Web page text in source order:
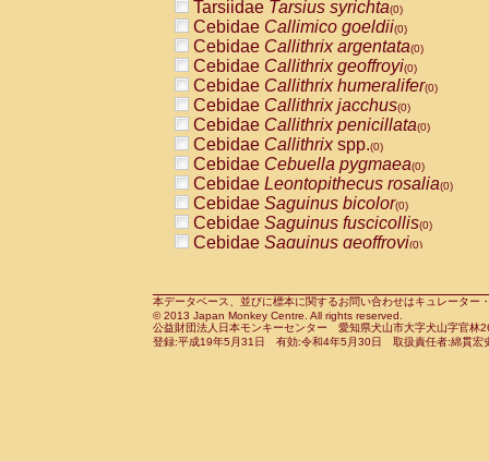
PitheciidaeCallicebus donacophilus
PitheciidaeCallicebus moloch
PitheciidaeCallicebus torquatus
PitheciidaeCallicebusspp.(0)
PitheciidaeChiropotes satanas(0)
PitheciidaePithecia monachus
PitheciidaePithecia pithecia(0)
CercopithecidaeCercocebus agilis
CercopithecidaeCercocebus
CercopithecidaeCercocebus
CercopithecidaeCercocebus
CercopithecidaeCercocebus
CercopithecidaeCercocebushybrid
CercopithecidaePapio anubis(0)
CercopithecidaePapio cynocephalus
CercopithecidaePapio hamadryas(0)
Tarsiidae Tarsius syrichta(0)
Cebidae Callimico goeldii(0)
Cebidae Callithrix argentata(0)
Cebidae Callithrix geoffroyi(0)
Cebidae Callithrix humeralifer(0)
Cebidae Callithrix jacchus(0)
Cebidae Callithrix penicillata(0)
Cebidae Callithrixspp.(0)
Cebidae Cebuella pygmaea(0)
Cebidae Leontopithecus rosalia(0)
Cebidae Saguinus bicolor(0)
Cebidae Saguinus fuscicollis(0)
Cebidae Saguinus geoffroyi(0)
CebidaeSaguinus leucopus(0)
CebidaeSaguinus midas(0)
Cebidae Saguinus mystax(0)
本データベース、並びに標本に関するお問い合わせはキュレータ
© 2013 Japan Monkey Centre. All rights reserved.
公益財団法人日本モンキーセンター 愛知県犬山市大字犬山字官
登録:平成19年5月31日 有効:令和4年5月30日 取扱責任者:綿貫宏